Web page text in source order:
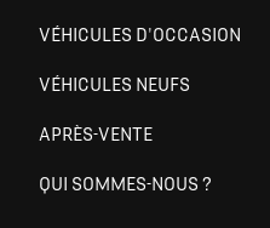
VÉHICULES D'OCCASION
VÉHICULES NEUFS
APRÈS-VENTE
QUI SOMMES-NOUS ?